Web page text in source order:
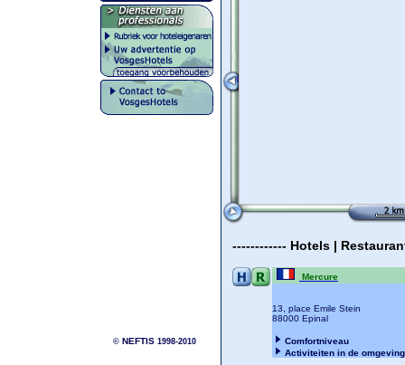
© NEFTIS1998-2010
------------ Hotels |
Mercure
13, place Emile Stein
88000 Epinal
Comfortniveau
Activiteiten in de omgeving